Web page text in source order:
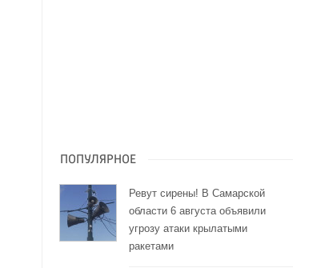
ПОПУЛЯРНОЕ
Ревут сирены! В Самарской
области 6 августа объявили
угрозу атаки крылатыми
ракетами